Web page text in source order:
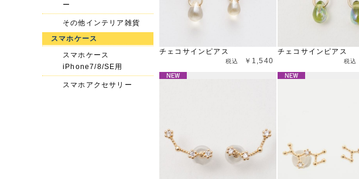
チェコサインピアス
￥1,540
チェコサインピアス
ー
その他インテリア雑貨
スマホケース
スマホケース
iPhone7/8/SE用
スマホアクセサリー